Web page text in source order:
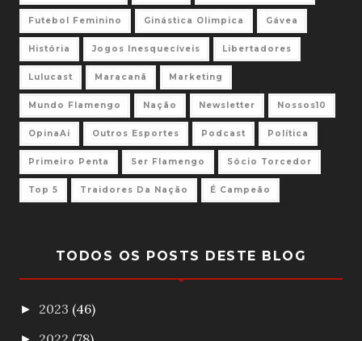
Futebol Feminino Ginástica Olimpica Gávea
História Jogos Inesquecíveis Libertadores
Lulucast Maracanã Marketing
Mundo Flamengo Nação Newsletter Nossos10
OpinaAi Outros Esportes Podcast Política
Primeiro Penta Ser Flamengo Sócio Torcedor
Top 5 Traidores Da Nação É Campeão
TODOS OS POSTS DESTE BLOG
► 2023 (46)